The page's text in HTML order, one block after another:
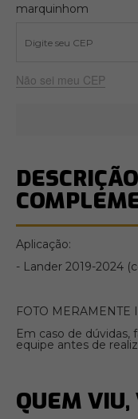
marquinhom
Não sei meu CEP
DESCRIÇÃO
Aplicação:
- Lander 2019-2024
FOTO MERAMENTE
Em caso de dúvidas,
equipe antes de
QUEM